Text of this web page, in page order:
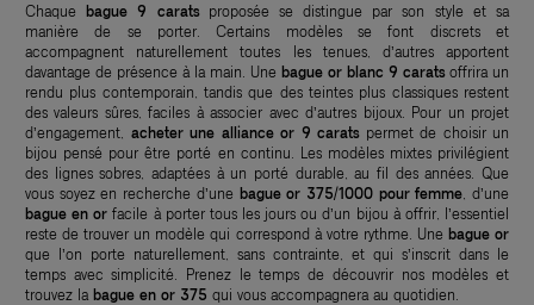
Chaquebague 9 caratsproposée se distingue par son style et sa
manière de se porter. Certains modèles se font discrets et
accompagnent naturellement toutes les tenues, d’autres apportent
davantage de présence à la main. Une bague or blanc 9 caratsoffrira un
rendu plus contemporain, tandis que des teintes plus classiques restent
des valeurs sûres, faciles à associer avec d’autres bijoux. Pour un projet
d’engagement, acheter une alliance or 9 caratspermet de choisir un
bijou pensé pour être porté en continu. Les modèles mixtes privilégient
des lignes sobres, adaptées à un porté durable, au fil des années. Que
vous soyez en recherche d’une bague or 375/1000 pour femme , d’une
bague en or facile à porter tous les jours ou d’un bijou à offrir, l’essentiel
reste de trouver un modèle qui correspond à votre rythme. Une bague or
que l’on porte naturellement, sans contrainte, et qui s’inscrit dans le
temps avec simplicité. Prenez le temps de découvrir nos modèles et
trouvez la bague en or 375 qui vous accompagnera au quotidien.